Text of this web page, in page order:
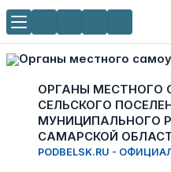
ОРГАНЫ МЕСТНОГО
СЕЛЬСКОГО
МУНИЦИПАЛЬНОГО
САМАРСКОЙ
PODBELSK.RU -